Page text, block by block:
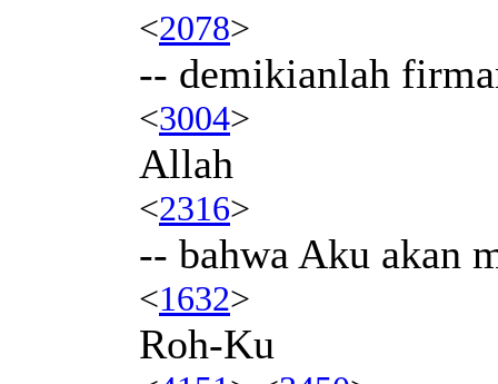
<2078>
-- demikianlah
<3004>
Allah
<2316>
-- bahwa Aku akan
<1632>
Roh-Ku